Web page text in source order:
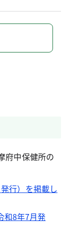
修会の開催
推進プラン
府中保健所の
行）を掲載し
和8年7月発